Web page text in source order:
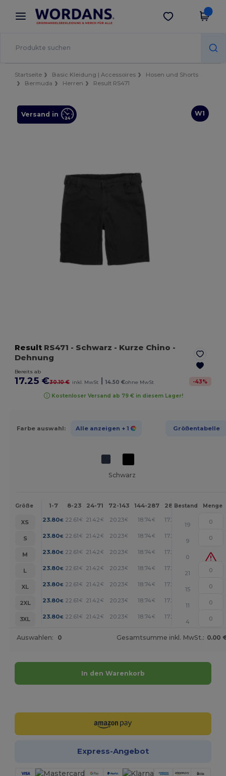
× Wordans App
Bessere Preise in der App!
App holen
Startseite Basic Kleidung | Accessoires
Hosen und Shorts
Bermuda
Herren Result RS471
W1
Versand in
Result RS471 - Schwarz - Kurze Chino -
Dehnung
Bereits ab
17.25 €30.10 € inkl. MwSt | 14.50 €ohne MwSt -43%
Kostenloser Versand ab 79 € in diesem Lager!
Farbe auswahl: Alle anzeigen + 1 Größentabelle
Schwarz
Größe 1-7 8-23 24-71 72-143 144-287 288 + Mehr
Bestand Menge
XS 23.80€ 22.61 € 21.42€ 20.23€ 18.74 € 17.25
19
S
23.80€ 22.61 € 21.42€ 20.23€ 18.74 € 17.25
9
M
23.80€ 22.61 € 21.42€ 20.23€ 18.74 € 17.25
0
L
23.80€ 22.61 € 21.42€ 20.23€ 18.74 € 17.25
21
XL
23.80€ 22.61 € 21.42€ 20.23€ 18.74 € 17.25
15
2XL
23.80€ 22.61 € 21.42€ 20.23€ 18.74 € 17.25
11
3XL
23.80€ 22.61 € 21.42€ 20.23€ 18.74 € 17.25
4
Auswahlen: 0 Gesamtsumme inkl. MwSt.: 0.00
In den Warenkorb
Express-Angebot